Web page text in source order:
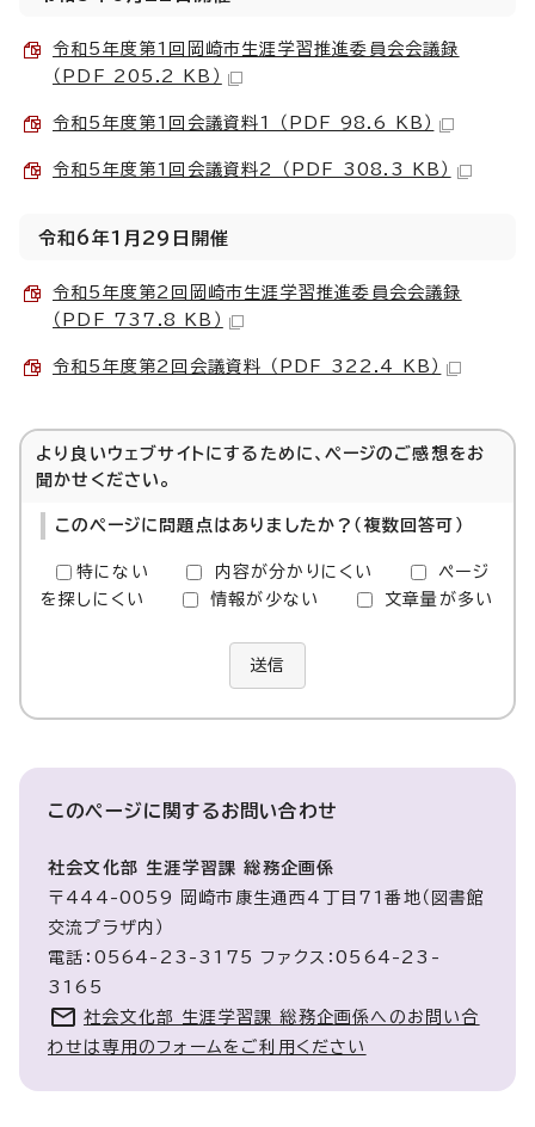
令和5年度第1回岡崎市生涯学習推進委員会会議録
（PDF 205.2 KB）
令和5年度第1回会議資料1 （PDF 98.6 KB）
令和5年度第1回会議資料2 （PDF 308.3 KB）
令和6年1月29日開催
令和5年度第2回岡崎市生涯学習推進委員会会議録
（PDF 737.8 KB）
令和5年度第2回会議資料 （PDF 322.4 KB）
より良いウェブサイトにするために、ページのご感想をお
聞かせください。
このページに問題点はありましたか？（複数回答可）
特にない 内容が分かりにくい
ページ
を探しにくい
情報が少ない 文章量が多い
送信
このページに関するお問い合わせ
社会文化部 生涯学習課 総務企画係
〒444-0059 岡崎市康生通西4丁目71番地（図書館
交流プラザ内）
電話：0564-23-3175 ファクス：0564-23-
3165
社会文化部 生涯学習課 総務企画係へのお問い合
わせは専用のフォームをご利用ください